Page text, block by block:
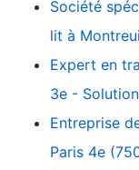
Société
lit à
Expert en
3e -
Entreprise
Paris 4e